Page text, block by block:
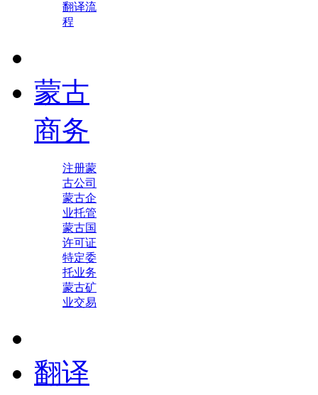
翻译流
程
蒙古
商务
注册蒙
古公司
蒙古企
业托管
蒙古国
许可证
特定委
托业务
蒙古矿
业交易
翻译